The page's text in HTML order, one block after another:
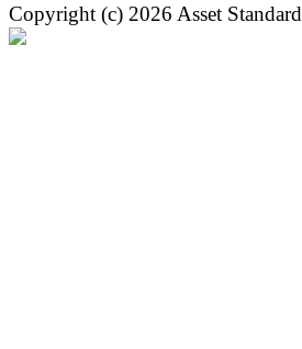
Copyright (c) 2026 Asset Standard